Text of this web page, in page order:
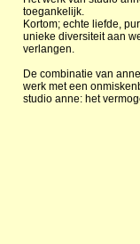
toegankelijk.
Kortom; echte liefde,
unieke diversiteit aan
verlangen.
De combinatie van
werk met een
studio anne: het